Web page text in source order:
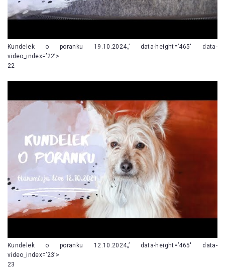
Kundelek o poranku 19.10.2024„’ data-height=’465′ data-
video_index=’22’>
22
Kundelek o poranku 12.10.2024„’ data-height=’465′ data-
video_index=’23’>
23